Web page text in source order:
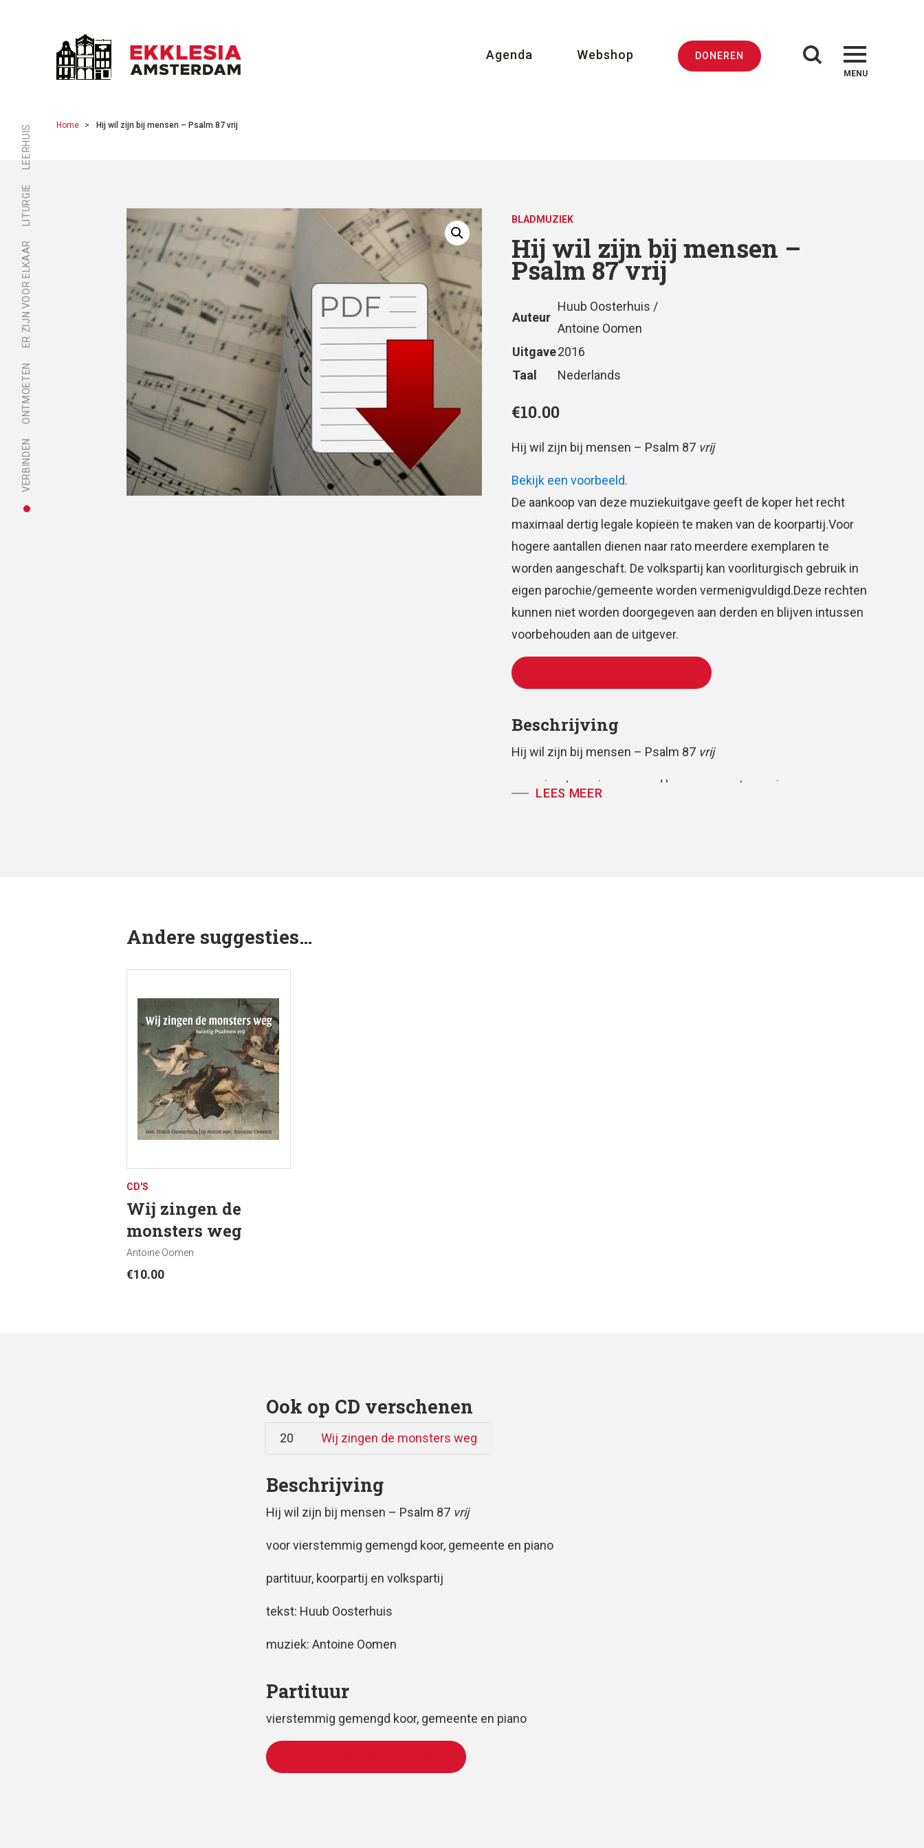
Agenda Webshop DONEREN
MENU
LEERHUIS
LITURGIE
ER ZIJN VOOR ELKAAR
ONTMOETEN
VERBINDEN
Home Hij wil zijn bij mensen – Psalm 87 vrij
BLADMUZIEK
Hij wil zijn bij mensen –
Psalm 87 vrij
Auteur
Huub Oosterhuis /
Antoine Oomen
Uitgave2016
Taal
Nederlands
€10.00
Hij wil zijn bij mensen – Psalm 87 vrij
Bekijk een voorbeeld.
De aankoop van deze muziekuitgave geeft de koper het recht
maximaal dertig legale kopieën te maken van de koorpartij.Voor
hogere aantallen dienen naar rato meerdere exemplaren te
worden aangeschaft. De volkspartij kan voorliturgisch gebruik in
eigen parochie/gemeente worden vermenigvuldigd.Deze rechten
kunnen niet worden doorgegeven aan derden en blijven intussen
voorbehouden aan de uitgever.
Beschrijving
Hij wil zijn bij mensen – Psalm 87 vrij
voor vierstemmig gemengd koor, gemeente en piano
LEES MEER
Andere suggesties…
CD'S
Wij zingen de
monsters weg
Antoine Oomen
€10.00
Ook op CD verschenen
20 Wij zingen de monsters weg
Beschrijving
Hij wil zijn bij mensen – Psalm 87 vrij
voor vierstemmig gemengd koor, gemeente en piano
partituur, koorpartij en volkspartij
tekst: Huub Oosterhuis
muziek: Antoine Oomen
Partituur
vierstemmig gemengd koor, gemeente en piano